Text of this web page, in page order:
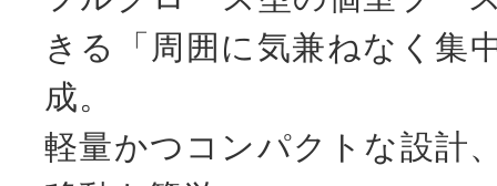
きる「周囲に気兼ねなく集
成。
軽量かつコンパクトな設計